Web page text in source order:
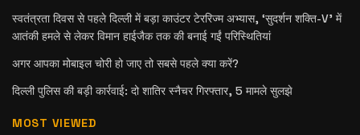
स्वतंत्रता दिवस से पहले दिल्ली में बड़ा काउंटर टेररिज्म अभ्यास, ‘सुदर्शन शक्ति-V’ में
आतंकी हमले से लेकर विमान हाईजैक तक की बनाई गईं परिस्थितियां
अगर आपका मोबाइल चोरी हो जाए तो सबसे पहले क्या करें?
दिल्ली पुलिस की बड़ी कार्रवाई: दो शातिर स्नैचर गिरफ्तार, 5 मामले सुलझे
MOST VIEWED